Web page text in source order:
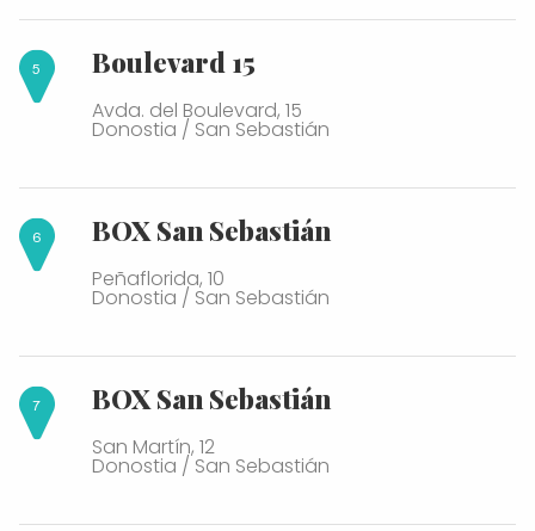
Boulevard 15
Avda. del Boulevard, 15
Donostia / San Sebastián
BOX San Sebastián
Peñaflorida, 10
Donostia / San Sebastián
BOX San Sebastián
San Martín, 12
Donostia / San Sebastián